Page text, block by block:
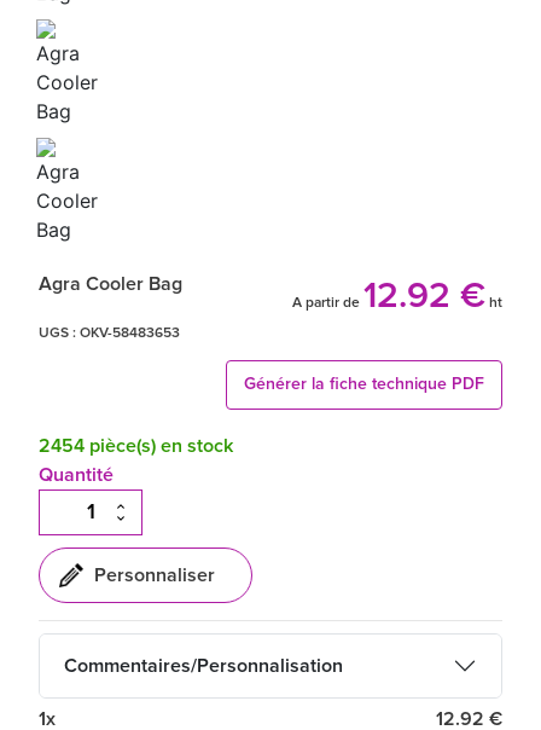
Agra Cooler Bag
A partir de 12.92 € ht
UGS : OKV-58483653
Générer la fiche technique PDF
2454 pièce(s) en stock
Quantité
Commentaires/Personnalisation
1x 12.92 €